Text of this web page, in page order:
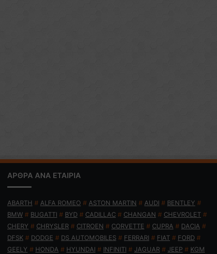
ΑΡΘΡΑ ΑΝΑ ΕΤΑΙΡΙΑ
ABARTH # ALFA ROMEO # ASTON MARTIN # AUDI # BENTLEY #
BMW # BUGATTI # BYD # CADILLAC # CHANGAN # CHEVROLET #
CHERY # CHRYSLER # CITROEN # CORVETTE # CUPRA # DACIA #
DFSK # DODGE # DS AUTOMOBILES # FERRARI # FIAT # FORD #
GEELY # HONDA # HYUNDAI # INFINITI # JAGUAR # JEEP # KGM